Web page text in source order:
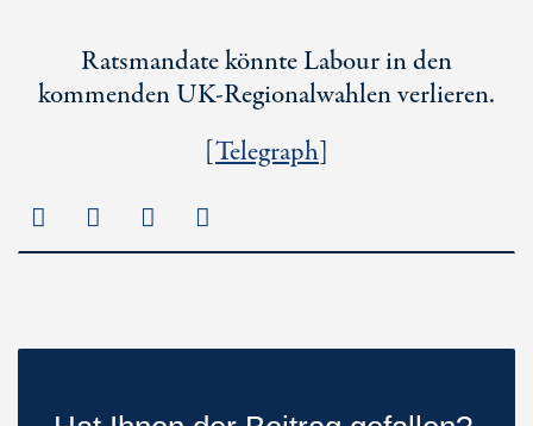
Ratsmandate könnte Labour in den
kommenden UK-Regionalwahlen verlieren.
[Telegraph]